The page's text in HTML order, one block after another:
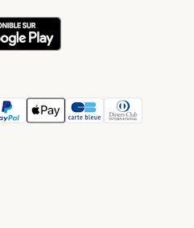
Method
Method
Payment Method
Apple Pay Payment Method
Carte bleue Payment
Diners club
Method